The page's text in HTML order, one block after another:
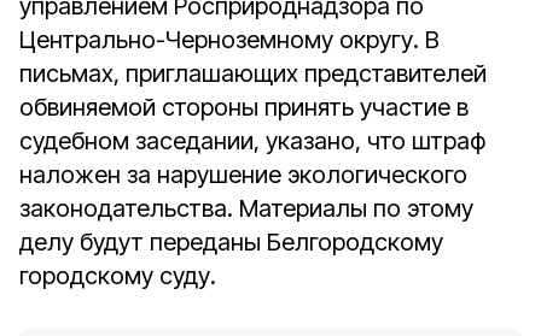
управлением Росприроднадзора по
Центрально-Черноземному округу. В
письмах, приглашающих представителей
обвиняемой стороны принять участие в
судебном заседании, указано, что штраф
наложен за нарушение экологического
законодательства. Материалы по этому
делу будут переданы Белгородскому
городскому суду.